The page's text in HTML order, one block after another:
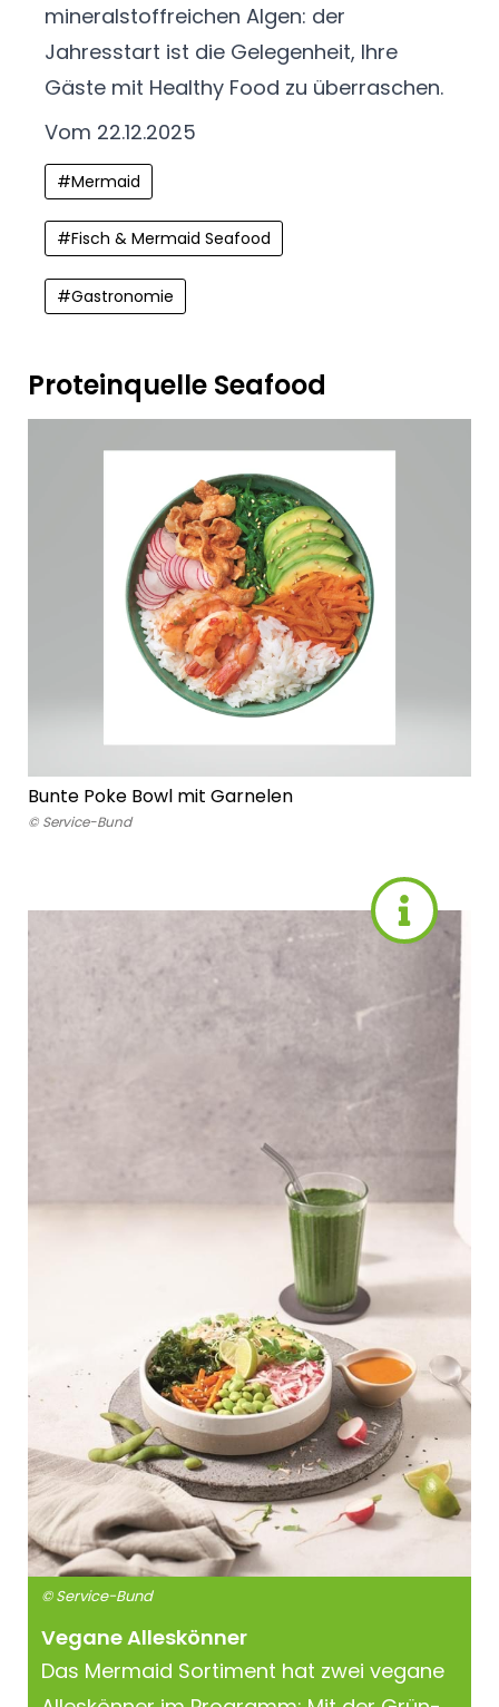
mineralstoffreichen Algen: der
Jahresstart ist die Gelegenheit, Ihre
Gäste mit Healthy Food zu überraschen.
Vom 22.12.2025
#Mermaid
#Fisch & Mermaid Seafood
#Gastronomie
Proteinquelle Seafood
Bunte Poke Bowl mit Garnelen
© Service-Bund
Das Mermaid Sortiment hat zwei vegane
Vegane Alleskönner
© Service-Bund